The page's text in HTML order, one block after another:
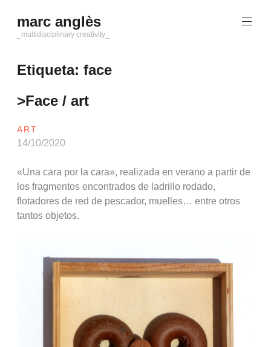
al
contenido
marc anglès
_multidisciplinary creativity_
Etiqueta:face
>Face / art
ART
14/10/2020
«Una cara por la cara», realizada en verano a partir de
los fragmentos encontrados de ladrillo rodado,
flotadores de red de pescador, muelles… entre otros
tantos objetos.